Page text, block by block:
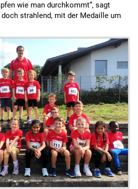
wie man durchkommt“, sagt
strahlend, mit der Medaille um